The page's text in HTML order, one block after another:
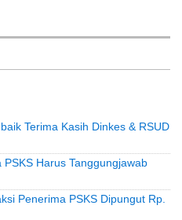
Terima Kasih Dinkes & RSUD
Harus Tanggungjawab
Penerima PSKS Dipungut Rp.